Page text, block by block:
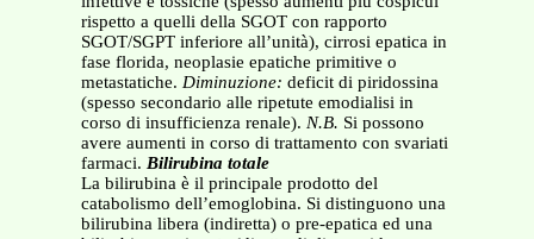
rispetto a quelli della SGOT con rapporto
SGOT/SGPT inferiore all’unità), cirrosi epatica in
fase florida, neoplasie epatiche primitive o
metastatiche. Diminuzione: deficit di piridossina
(spesso secondario alle ripetute emodialisi in
corso di insufficienza renale). N.B. Si possono
avere aumenti in corso di trattamento con svariati
farmaci. Bilirubina totale
La bilirubina è il principale prodotto del
catabolismo dell’emoglobina. Si distinguono una
bilirubina libera (indiretta) o pre-epatica ed una